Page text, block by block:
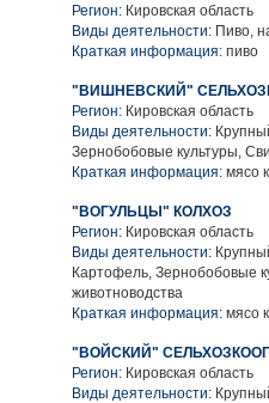
Регион: Кировская область
Виды деятельности: Пиво,
Краткая информация: пиво
"ВИШНЕВСКИЙ"
Регион: Кировская область
Виды деятельности:
Зернобобовые культуры,
Краткая информация: мясо
"ВОГУЛЬЦЫ" КОЛХОЗ
Регион: Кировская область
Виды деятельности:
Картофель, Зернобобовые
животноводства
Краткая информация: мясо
"ВОЙСКИЙ"
Регион: Кировская область
Виды деятельности: